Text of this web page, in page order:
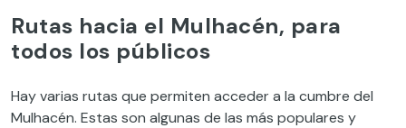
Rutas hacia el Mulhacén, para
todos los públicos
Hay varias rutas que permiten acceder a la cumbre del
Mulhacén. Estas son algunas de las más populares y